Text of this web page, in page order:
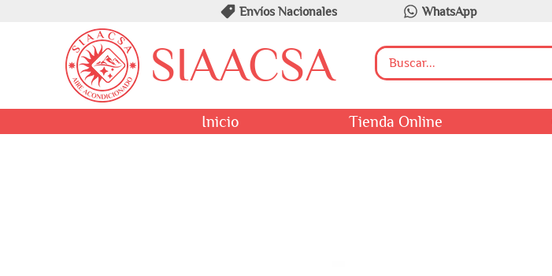
Envíos Nacionales WhatsApp
SIAACSA
Inicio Tienda Online